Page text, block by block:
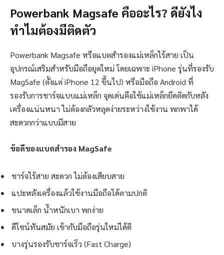
Powerbank Magsafe คืออะไร? ดียังไง
ทำไมต้องมีติดตัว
Powerbank Magsafe หรือแบตสำรองแม่เหล็กไร้สาย เป็น
อุปกรณ์เสริมสำหรับมือถือยุคใหม่ โดยเฉพาะ iPhone รุ่นที่รองรับ
MagSafe (ตั้งแต่ iPhone 12 ขึ้นไป) หรือมือถือ Android ที่
รองรับการชาร์จแบบแม่เหล็ก จุดเด่นคือใช้แม่เหล็กยึดติดกับหลัง
เครื่องแน่นหนา ไม่ต้องกลัวหลุดง่ายระหว่างใช้งาน พกพาได้
สะดวกกว่าแบบมีสาย
ข้อดีของแบตสำรอง MagSafe
ชาร์จไร้สาย สะดวก ไม่ต้องเสียบสาย
แปะหลังเครื่องแล้วใช้งานมือถือได้ตามปกติ
ขนาดเล็ก น้ำหนักเบา พกง่าย
ดีไซน์ทันสมัย เข้ากับมือถือรุ่นใหม่ได้ดี
บางรุ่นรองรับชาร์จเร็ว (Fast Charge)